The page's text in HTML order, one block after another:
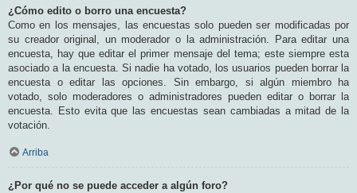
¿Cómo edito o borro una encuesta?
Como en los mensajes, las encuestas solo pueden ser modificadas por
su creador original, un moderador o la administración. Para editar una
encuesta, hay que editar el primer mensaje del tema; este siempre esta
asociado a la encuesta. Si nadie ha votado, los usuarios pueden borrar la
encuesta o editar las opciones. Sin embargo, si algún miembro ha
votado, solo moderadores o administradores pueden editar o borrar la
encuesta. Esto evita que las encuestas sean cambiadas a mitad de la
votación.
Arriba
¿Por qué no se puede acceder a algún foro?